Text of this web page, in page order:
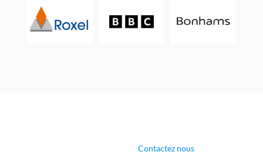
Contactez nous